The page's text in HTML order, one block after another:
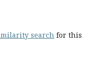
searchfor this